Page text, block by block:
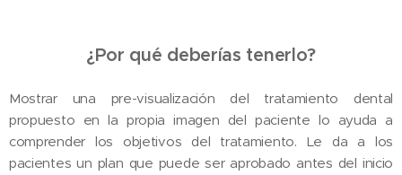
¿Por qué deberías tenerlo?
Mostrar una pre-visualización del tratamiento dental
propuesto en la propia imagen del paciente lo ayuda a
comprender los objetivos del tratamiento. Le da a los
pacientes un plan que puede ser aprobado antes del inicio